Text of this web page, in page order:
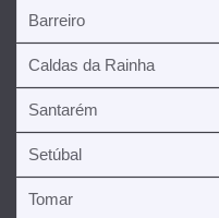
Barreiro
Caldas da Rainha
Santarém
Setúbal
Tomar